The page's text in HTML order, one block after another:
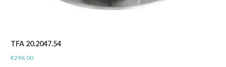
TFA 20.2047.54
€296,00